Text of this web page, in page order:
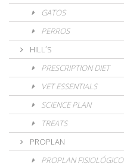
GATOS
PERROS
HILL´S
PRESCRIPTION DIET
VET ESSENTIALS
SCIENCE PLAN
TREATS
PROPLAN
PROPLAN FISIOLÓGICO